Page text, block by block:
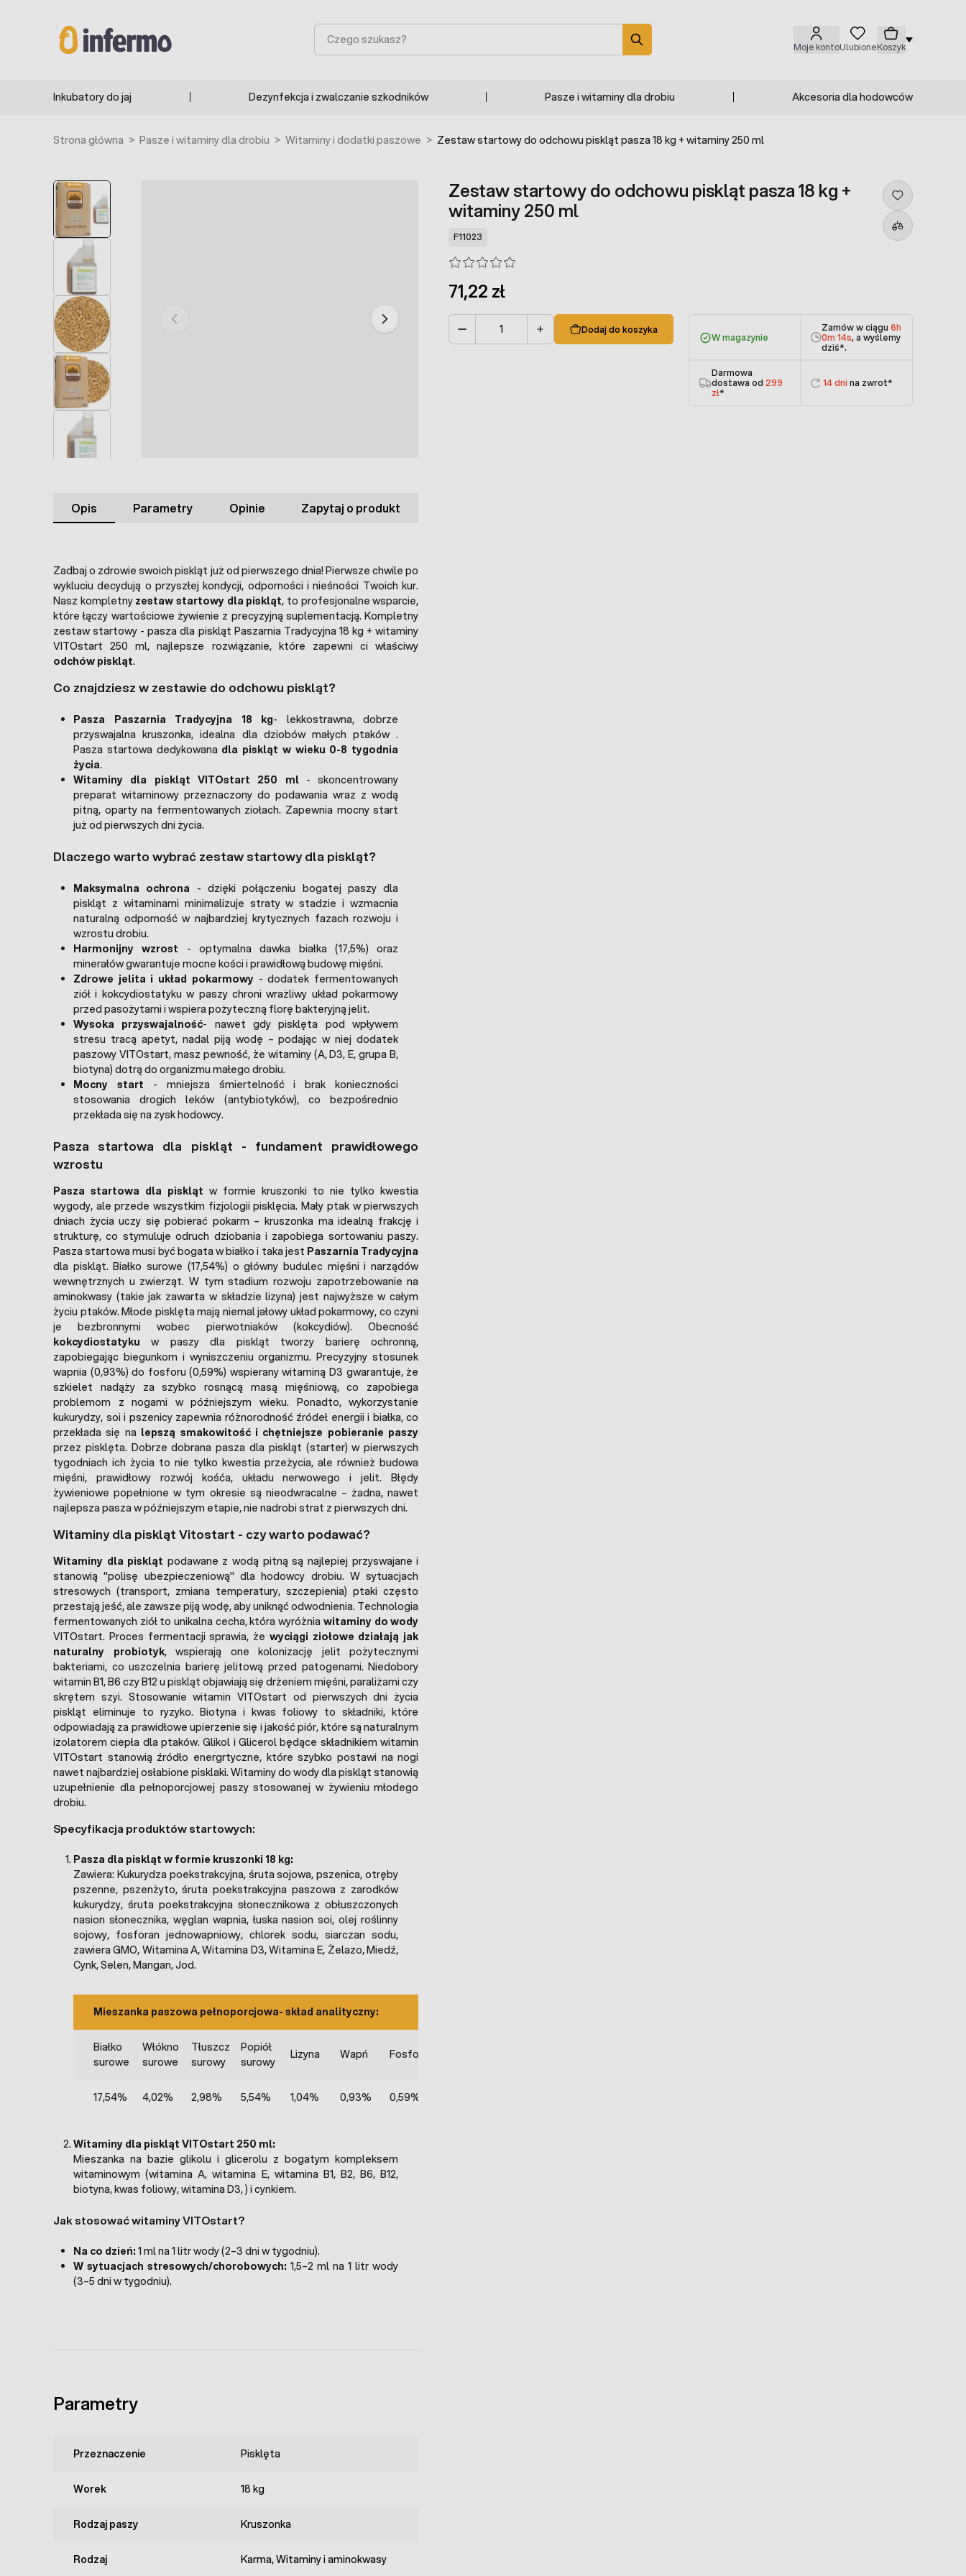
Moje kontoUlubioneKoszyk
Szukaj
Inkubatory do jaj Dezynfekcja i zwalczanie szkodników Pasze i witaminy dla drobiu Akcesoria dla hodowców
Strona główna > Pasze i witaminy dla drobiu > Witaminy i dodatki paszowe > Zestaw startowy do odchowu piskląt pasza 18 kg + witaminy 250 ml
Zestaw startowy do odchowu piskląt pasza 18 kg +
witaminy 250 ml
F11023
71,22 zł
Dodaj do koszyka
W magazynie
Zamów w ciągu 6h
0m 13s, a wyślemy
dziś*.
Darmowa
dostawa od 299
zł*
14 dni na zwrot*
Opis Parametry Opinie Zapytaj o produkt
Zadbaj o zdrowie swoich piskląt już od pierwszego dnia! Pierwsze chwile po
wykluciu decydują o przyszłej kondycji, odporności i nieśności Twoich kur.
Nasz kompletny zestaw startowy dla piskląt, to profesjonalne wsparcie,
które łączy wartościowe żywienie z precyzyjną suplementacją. Kompletny
zestaw startowy - pasza dla piskląt Paszarnia Tradycyjna 18 kg + witaminy
VITOstart 250 ml, najlepsze rozwiązanie, które zapewni ci właściwy
odchów piskląt.
Co znajdziesz w zestawie do odchowu piskląt?
Pasza Paszarnia Tradycyjna 18 kg- lekkostrawna, dobrze
przyswajalna kruszonka, idealna dla dziobów małych ptaków .
Pasza startowa dedykowana dla piskląt w wieku 0-8 tygodnia
życia.
Witaminy dla piskląt VITOstart 250 ml- skoncentrowany
preparat witaminowy przeznaczony do podawania wraz z wodą
pitną, oparty na fermentowanych ziołach. Zapewnia mocny start
już od pierwszych dni życia.
Dlaczego warto wybrać zestaw startowy dla piskląt?
Maksymalna ochrona - dzięki połączeniu bogatej paszy dla
piskląt z witaminami minimalizuje straty w stadzie i wzmacnia
naturalną odporność w najbardziej krytycznych fazach rozwoju i
wzrostu drobiu.
Harmonijny wzrost - optymalna dawka białka (17,5%) oraz
minerałów gwarantuje mocne kości i prawidłową budowę mięśni.
Zdrowe jelita i układ pokarmowy- dodatek fermentowanych
ziół i kokcydiostatyku w paszy chroni wrażliwy układ pokarmowy
przed pasożytami i wspiera pożyteczną florę bakteryjną jelit.
Wysoka przyswajalność- nawet gdy pisklęta pod wpływem
stresu tracą apetyt, nadal piją wodę – podając w niej dodatek
paszowy VITOstart, masz pewność, że witaminy (A, D3, E, grupa B,
biotyna) dotrą do organizmu małego drobiu.
Mocny start - mniejsza śmiertelność i brak konieczności
stosowania drogich leków (antybiotyków), co bezpośrednio
przekłada się na zysk hodowcy.
Pasza startowa dla piskląt - fundament prawidłowego
wzrostu
Pasza startowa dla piskląt w formie kruszonki to nie tylko kwestia
wygody, ale przede wszystkim fizjologii pisklęcia. Mały ptak w pierwszych
dniach życia uczy się pobierać pokarm – kruszonka ma idealną frakcję i
strukturę, co stymuluje odruch dziobania i zapobiega sortowaniu paszy.
Pasza startowa musi być bogata w białko i taka jest Paszarnia Tradycyjna
dla piskląt. Białko surowe (17,54%) o główny budulec mięśni i narządów
wewnętrznych u zwierząt. W tym stadium rozwoju zapotrzebowanie na
aminokwasy (takie jak zawarta w składzie lizyna) jest najwyższe w całym
życiu ptaków. Młode pisklęta mają niemal jałowy układ pokarmowy, co czyni
je bezbronnymi wobec pierwotniaków (kokcydiów). Obecność
kokcydiostatyku w paszy dla piskląt tworzy barierę ochronną,
zapobiegając biegunkom i wyniszczeniu organizmu. Precyzyjny stosunek
wapnia (0,93%) do fosforu (0,59%) wspierany witaminą D3 gwarantuje, że
szkielet nadąży za szybko rosnącą masą mięśniową, co zapobiega
problemom z nogami w późniejszym wieku. Ponadto, wykorzystanie
kukurydzy, soi i pszenicy zapewnia różnorodność źródeł energii i białka, co
przekłada się na lepszą smakowitość i chętniejsze pobieranie paszy
przez pisklęta. Dobrze dobrana pasza dla piskląt (starter) w pierwszych
tygodniach ich życia to nie tylko kwestia przeżycia, ale również budowa
mięśni, prawidłowy rozwój kośća, układu nerwowego i jelit. Błędy
żywieniowe popełnione w tym okresie są nieodwracalne – żadna, nawet
najlepsza pasza w późniejszym etapie, nie nadrobi strat z pierwszych dni.
Witaminy dla piskląt Vitostart - czy warto podawać?
Witaminy dla piskląt podawane z wodą pitną są najlepiej przyswajane i
stanowią "polisę ubezpieczeniową" dla hodowcy drobiu. W sytuacjach
stresowych (transport, zmiana temperatury, szczepienia) ptaki często
przestają jeść, ale zawsze piją wodę, aby uniknąć odwodnienia. Technologia
fermentowanych ziół to unikalna cecha, która wyróżnia witaminy do wody
VITOstart. Proces fermentacji sprawia, że wyciągi ziołowe działają jak
naturalny probiotyk, wspierają one kolonizację jelit pożytecznymi
bakteriami, co uszczelnia barierę jelitową przed patogenami. Niedobory
witamin B1, B6 czy B12 u piskląt objawiają się drżeniem mięśni, paraliżami czy
skrętem szyi. Stosowanie witamin VITOstart od pierwszych dni życia
piskląt eliminuje to ryzyko. Biotyna i kwas foliowy to składniki, które
odpowiadają za prawidłowe upierzenie się i jakość piór, które są naturalnym
izolatorem ciepła dla ptaków. Glikol i Glicerol będące składnikiem witamin
VITOstart stanowią źródło energrtyczne, które szybko postawi na nogi
nawet najbardziej osłabione pisklaki. Witaminy do wody dla piskląt stanowią
uzupełnienie dla pełnoporcjowej paszy stosowanej w żywieniu młodego
drobiu.
Specyfikacja produktów startowych:
Pasza dla piskląt w formie kruszonki 18 kg:
Zawiera: Kukurydza poekstrakcyjna, śruta sojowa, pszenica, otręby
pszenne, pszenżyto, śruta poekstrakcyjna paszowa z zarodków
kukurydzy, śruta poekstrakcyjna słonecznikowa z obłuszczonych
nasion słonecznika, węglan wapnia, łuska nasion soi, olej roślinny
sojowy, fosforan jednowapniowy, chlorek sodu, siarczan sodu,
zawiera GMO, Witamina A, Witamina D3, Witamina E, Żelazo, Miedź,
Cynk, Selen, Mangan, Jod.
Mieszanka paszowa pełnoporcjowa- skład analityczny:
Białko
surowe
Włókno
surowe
Tłuszcz
surowy
Popiół
surowy
Lizyna Wapń Fosfor
17,54% 4,02% 2,98% 5,54% 1,04% 0,93% 0,59%
Witaminy dla piskląt VITOstart 250 ml:
Mieszanka na bazie glikolu i glicerolu z bogatym kompleksem
witaminowym (witamina A, witamina E, witamina B1, B2, B6, B12,
biotyna, kwas foliowy, witamina D3, ) i cynkiem.
Jak stosować witaminy VITOstart?
Na co dzień: 1 ml na 1 litr wody (2–3 dni w tygodniu).
W sytuacjach stresowych/chorobowych: 1,5–2 ml na 1 litr wody
(3–5 dni w tygodniu).
Parametry
Przeznaczenie Pisklęta
Worek 18 kg
Rodzaj paszy Kruszonka
Rodzaj Karma, Witaminy i aminokwasy